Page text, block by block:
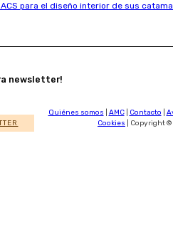
para el diseño interior de sus
newsletter!
Quiénes somos AMC| Contacto
Cookies | Copyright